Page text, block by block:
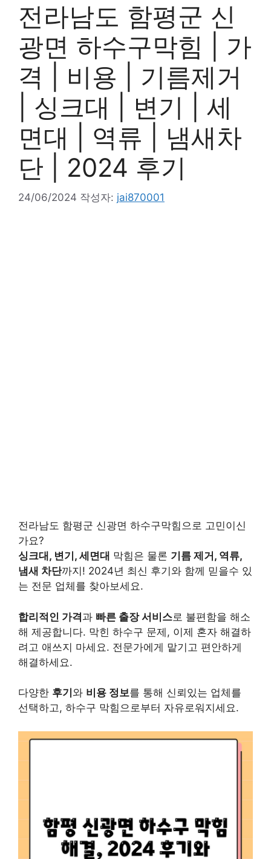
전라남도 함평군 신
광면 하수구막힘 | 가
격 | 비용 | 기름제거
| 싱크대 | 변기 | 세
면대 | 역류 | 냄새차
단 | 2024 후기
24/06/2024 작성자: jai870001
전라남도 함평군 신광면 하수구막힘으로 고민이신
가요?
싱크대, 변기, 세면대 막힘은 물론 기름 제거, 역류,
냄새 차단까지! 2024년 최신 후기와 함께 믿을수 있
는 전문 업체를 찾아보세요.
합리적인 가격과 빠른 출장 서비스로 불편함을 해소
해 제공합니다. 막힌 하수구 문제, 이제 혼자 해결하
려고 애쓰지 마세요. 전문가에게 맡기고 편안하게
해결하세요.
다양한 후기 와 비용 정보를 통해 신뢰있는 업체를
선택하고, 하수구 막힘으로부터 자유로워지세요.